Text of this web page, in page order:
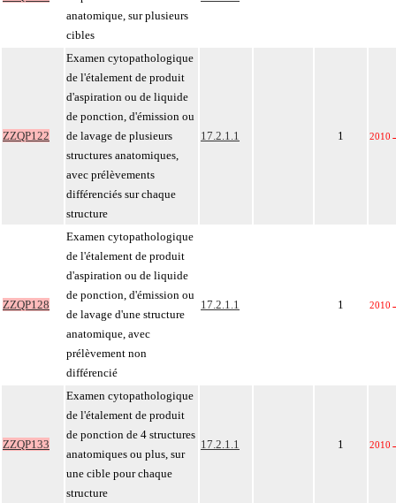
anatomique, sur plusieurs
cibles
ZZQP122
Examen cytopathologique
de l'étalement de produit
d'aspiration ou de liquide
de ponction, d'émission ou
de lavage de plusieurs
structures anatomiques,
avec prélèvements
différenciés sur chaque
structure
17.2.1.1 1 2010
ZZQP128
Examen cytopathologique
de l'étalement de produit
d'aspiration ou de liquide
de ponction, d'émission ou
de lavage d'une structure
anatomique, avec
prélèvement non
différencié
17.2.1.1 1 2010
ZZQP133
Examen cytopathologique
de l'étalement de produit
de ponction de 4 structures
anatomiques ou plus, sur
une cible pour chaque
structure
17.2.1.1 1 2010